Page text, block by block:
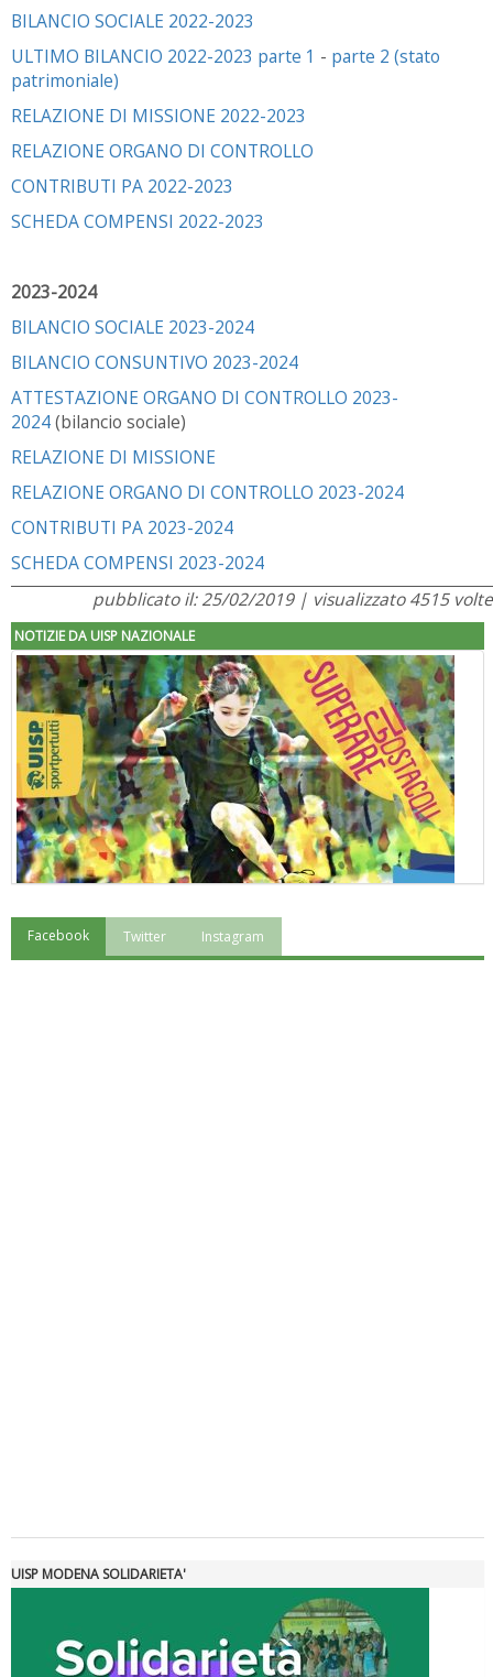
BILANCIO SOCIALE 2022-2023
ULTIMO BILANCIO 2022-2023 parte 1 - parte 2 (stato
patrimoniale)
RELAZIONE DI MISSIONE 2022-2023
RELAZIONE ORGANO DI CONTROLLO
CONTRIBUTI PA 2022-2023
SCHEDA COMPENSI 2022-2023
2023-2024
BILANCIO SOCIALE 2023-2024
BILANCIO CONSUNTIVO 2023-2024
ATTESTAZIONE ORGANO DI CONTROLLO 2023-
2024(bilancio sociale)
RELAZIONE DI MISSIONE
RELAZIONE ORGANO DI CONTROLLO 2023-2024
CONTRIBUTI PA 2023-2024
SCHEDA COMPENSI 2023-2024
pubblicato il: 25/02/2019 | visualizzato 4515 volte
NOTIZIE DA UISP NAZIONALE
"Superare gli ostacoli": la relazione di Tiziano Pesce al CN Uisp
Tiziano Pesce a Radio InBlu2000 traccia il bilancio della stagione
Facebook Twitter Instagram
UISP MODENA SOLIDARIETA'